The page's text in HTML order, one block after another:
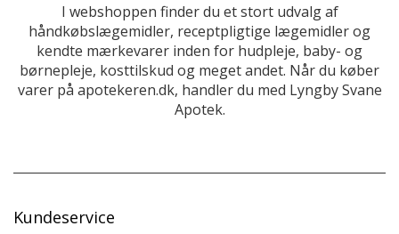
I webshoppen finder du et stort udvalg af
håndkøbslægemidler, receptpligtige lægemidler og
kendte mærkevarer inden for hudpleje, baby- og
børnepleje, kosttilskud og meget andet. Når du køber
varer på apotekeren.dk, handler du med Lyngby Svane
Apotek.
Kundeservice